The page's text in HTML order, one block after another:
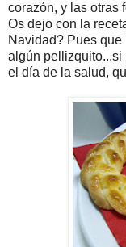
corazón, y las otras
Os dejo con la
Navidad? Pues
algún pellizquito...si
el día de la salud,